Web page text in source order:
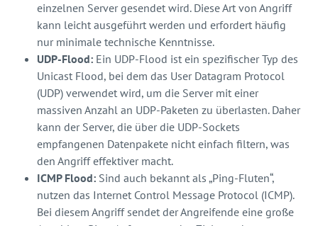
einzelnen Server gesendet wird. Diese Art von Angriff
kann leicht ausgeführt werden und erfordert häufig
nur minimale technische Kenntnisse.
UDP-Flood: Ein UDP-Flood ist ein spezifischer Typ des
Unicast Flood, bei dem das User Datagram Protocol
(UDP) verwendet wird, um die Server mit einer
massiven Anzahl an UDP-Paketen zu überlasten. Daher
kann der Server, die über die UDP-Sockets
empfangenen Datenpakete nicht einfach filtern, was
den Angriff effektiver macht.
ICMP Flood: Sind auch bekannt als „Ping-Fluten“,
nutzen das Internet Control Message Protocol (ICMP).
Bei diesem Angriff sendet der Angreifende eine große